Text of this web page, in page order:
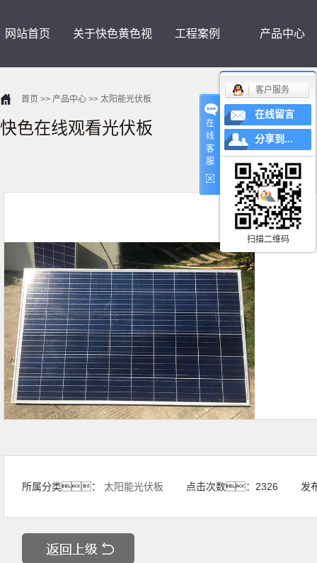
网站首页 关于快色黄色视
频下载
工程案例 产品中心
首页 >> 产品中心 >> 太阳能光伏板
快色在线观看光伏板
所属分类： 太阳能光伏板 点击次数： 2326 发
在
线
客
服
客户服务
在线留言
分享到...
扫描二维码